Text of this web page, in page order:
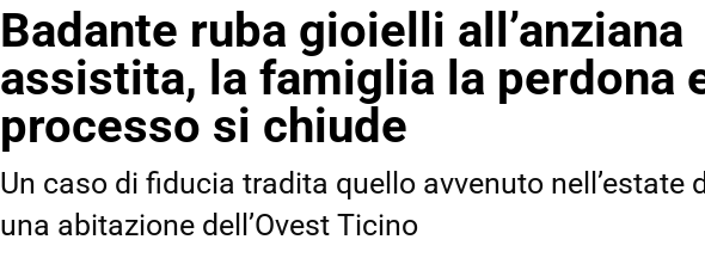
Badante ruba gioielli all’anziana
assistita, la famiglia la perdona
processo si chiude
Un caso di fiducia tradita quello avvenuto nell’estate
una abitazione dell’Ovest Ticino